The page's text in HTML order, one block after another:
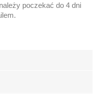
poczekać do 4 dni